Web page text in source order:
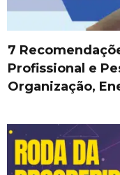
7
Profissional e
Organização,